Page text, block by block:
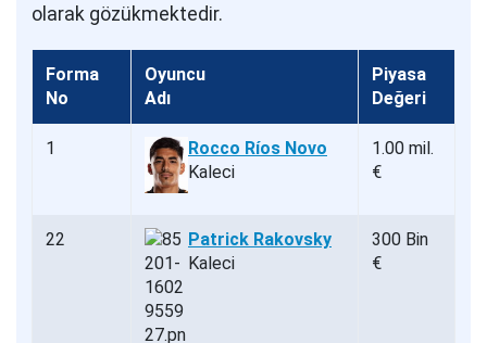
olarak gözükmektedir.
Forma
No
Oyuncu
Adı
Piyasa
Değeri
1
Rocco Ríos Novo
Kaleci
1.00 mil.
€
22
Patrick Rakovsky
Kaleci
300 Bin
€